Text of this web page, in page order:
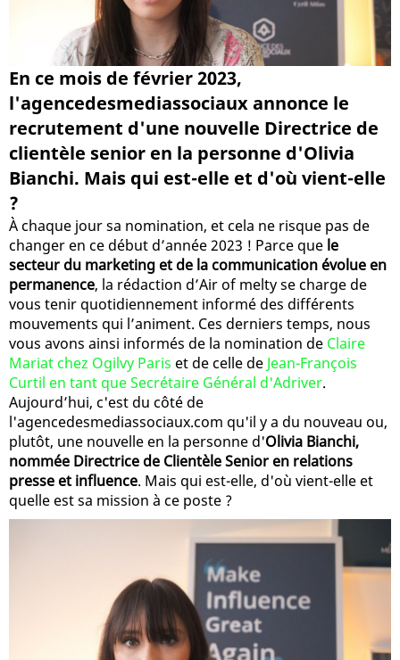
En ce mois de février 2023,
l'agencedesmediassociaux annonce le
recrutement d'une nouvelle Directrice de
clientèle senior en la personne d'Olivia
Bianchi. Mais qui est-elle et d'où vient-elle
?
À chaque jour sa nomination, et cela ne risque pas de
changer en ce début d’année 2023 ! Parce que le
secteur du marketing et de la communication évolue en
permanence, la rédaction d’Air of melty se charge de
vous tenir quotidiennement informé des différents
mouvements qui l’animent. Ces derniers temps, nous
vous avons ainsi informés de la nomination de Claire
Mariat chez Ogilvy Paris et de celle de Jean-François
Curtil en tant que Secrétaire Général d'Adriver.
Aujourd’hui, c'est du côté de
l'agencedesmediassociaux.com qu'il y a du nouveau ou,
plutôt, une nouvelle en la personne d'Olivia Bianchi,
nommée Directrice de Clientèle Senior en relations
presse et influence. Mais qui est-elle, d'où vient-elle et
quelle est sa mission à ce poste ?